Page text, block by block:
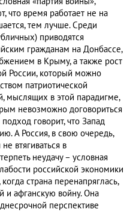
что время работает не на
тем лучше. Среди
приводятся
гражданам на Донбассе,
в Крыму, а также рост
России, который можно
патриотической
мыслящих в этой парадигме,
невозможно договориться
говорит, что Запад
А Россия, в свою очередь,
втягиваться в
неудачу – условная
российской экономики
страна перенапряглась,
и афганскую войну. Она
перспективе